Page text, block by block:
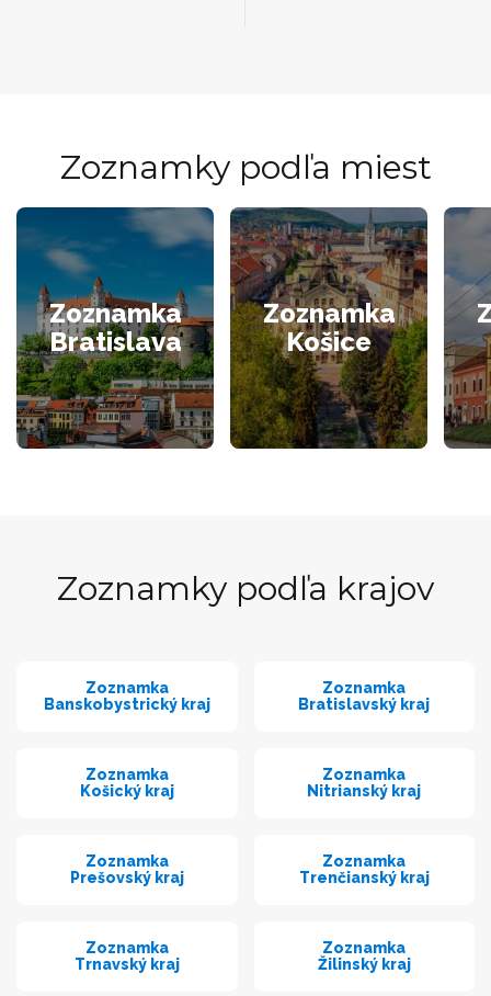
Zoznamky podľa miest
Zoznamka
Bratislava
Zoznamka
Košice
Zoznamky podľa krajov
Zoznamka
Banskobystrický kraj
Zoznamka
Bratislavský kraj
Zoznamka
Košický kraj
Zoznamka
Nitrianský kraj
Zoznamka
Prešovský kraj
Zoznamka
Trenčianský kraj
Zoznamka
Trnavský kraj
Zoznamka
Žilinský kraj